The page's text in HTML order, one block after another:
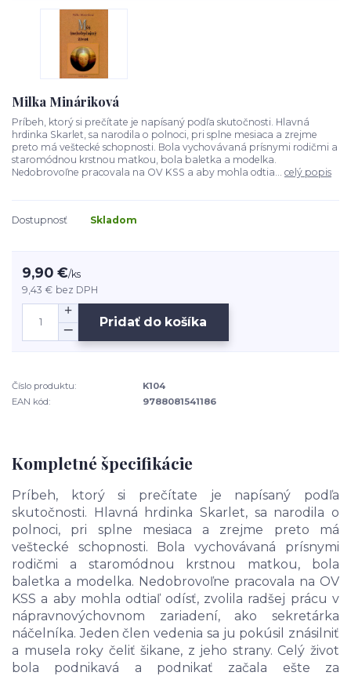
Milka Mináriková
Príbeh, ktorý si prečítate je napísaný podľa skutočnosti. Hlavná
hrdinka Skarlet, sa narodila o polnoci, pri splne mesiaca a zrejme
preto má veštecké schopnosti. Bola vychovávaná prísnymi rodičmi a
staromódnou krstnou matkou, bola baletka a modelka.
Nedobrovoľne pracovala na OV KSS a aby mohla odtia... celý popis
Dostupnosť Skladom
9,90 €/ks
9,43 € bez DPH
Pridať do košíka
Číslo produktu:
K104
EAN kód:
9788081541186
Kompletné špecifikácie
Príbeh, ktorý si prečítate je napísaný podľa
skutočnosti. Hlavná hrdinka Skarlet, sa narodila o
polnoci, pri splne mesiaca a zrejme preto má
veštecké schopnosti. Bola vychovávaná prísnymi
rodičmi a staromódnou krstnou matkou, bola
baletka a modelka. Nedobrovoľne pracovala na OV
KSS a aby mohla odtiaľ odísť, zvolila radšej prácu v
nápravnovýchovnom zariadení, ako sekretárka
náčelníka. Jeden člen vedenia sa ju pokúsil znásilniť
a musela roky čeliť šikane, z jeho strany. Celý život
bola podnikavá a podnikať začala ešte za